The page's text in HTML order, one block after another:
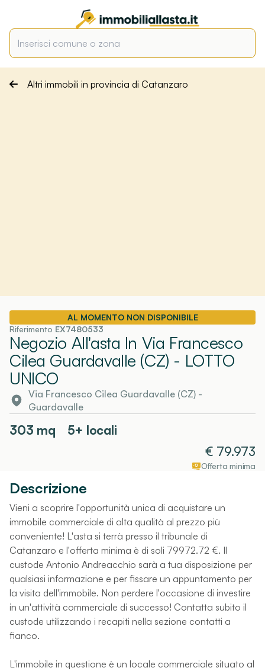
Altri immobili in provincia di Catanzaro
AL MOMENTO NON DISPONIBILE
Riferimento EX7480533
Negozio All'asta In Via Francesco
Cilea Guardavalle (CZ) - LOTTO
UNICO
Via Francesco Cilea Guardavalle (CZ)-
Guardavalle
303 mq
5+ locali
€ 79.973
Offerta minima
Descrizione
Vieni a scoprire l'opportunità unica di acquistare un
immobile commerciale di alta qualità al prezzo più
conveniente! L'asta si terrà presso il tribunale di
Catanzaro e l'offerta minima è di soli 79972.72 €. Il
custode Antonio Andreacchio sarà a tua disposizione per
qualsiasi informazione e per fissare un appuntamento per
la visita dell'immobile. Non perdere l'occasione di investire
in un'attività commerciale di successo! Contatta subito il
custode utilizzando i recapiti nella sezione contatti a
fianco.
L'immobile in questione è un locale commerciale situato al